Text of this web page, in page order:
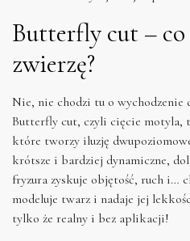
Butterfly cut – co
zwierzę?
Nie, nie chodzi tu o
Butterfly cut, czyli cięcie motyla,
które tworzy iluzję
krótsze i bardziej dynamiczne,
fryzura zyskuje objętość, ruch i…
modeluje twarz i nadaje jej
tylko że realny i bez aplikacji!